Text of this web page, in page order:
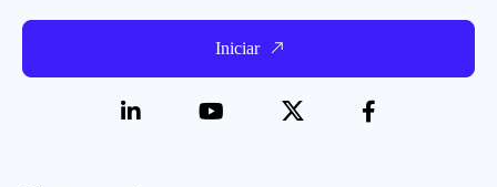
Iniciar